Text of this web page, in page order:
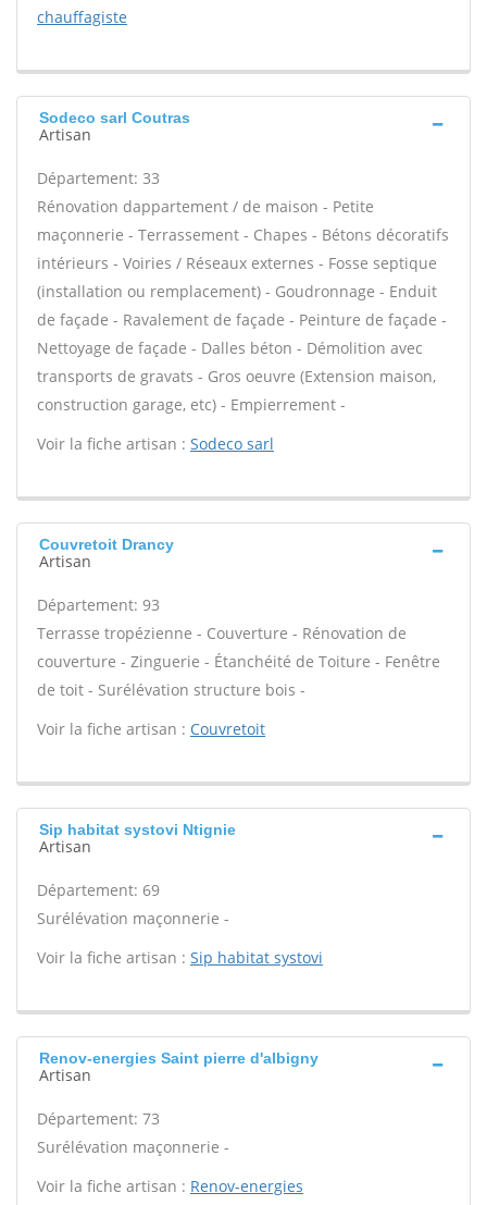
chauffagiste
Sodeco sarl Coutras
Artisan
Département: 33
Rénovation dappartement / de maison - Petite
maçonnerie - Terrassement - Chapes - Bétons décoratifs
intérieurs - Voiries / Réseaux externes - Fosse septique
(installation ou remplacement) - Goudronnage - Enduit
de façade - Ravalement de façade - Peinture de façade -
Nettoyage de façade - Dalles béton - Démolition avec
transports de gravats - Gros oeuvre (Extension maison,
construction garage, etc) - Empierrement -
Voir la fiche artisan : Sodeco sarl
Couvretoit Drancy
Artisan
Département: 93
Terrasse tropézienne - Couverture - Rénovation de
couverture - Zinguerie - Étanchéité de Toiture - Fenêtre
de toit - Surélévation structure bois -
Voir la fiche artisan : Couvretoit
Sip habitat systovi Ntignie
Artisan
Département: 69
Surélévation maçonnerie -
Voir la fiche artisan : Sip habitat systovi
Renov-energies Saint pierre d'albigny
Artisan
Département: 73
Surélévation maçonnerie -
Voir la fiche artisan : Renov-energies